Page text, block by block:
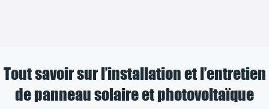
Tout savoir sur l’installation et l’entretien
de panneau solaire et photovoltaïque